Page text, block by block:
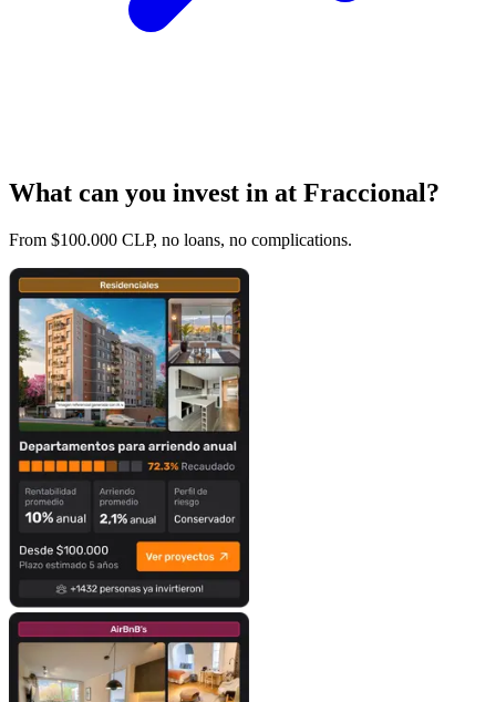
What can you invest in at Fraccional?
From $100.000 CLP, no loans, no complications.